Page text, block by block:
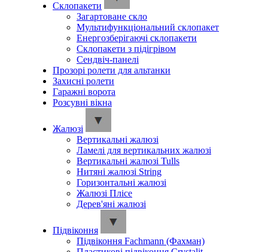
Склопакети
Загартоване скло
Мультифункціональний склопакет
Енергозберігаючі склопакети
Склопакети з підігрівом
Сендвіч-панелі
Прозорі ролети для альтанки
Захисні ролети
Гаражні ворота
Розсувні вікна
Жалюзі
Вертикальні жалюзі
Ламелі для вертикальних жалюзі
Вертикальні жалюзі Tulls
Нитяні жалюзі String
Горизонтальні жалюзі
Жалюзі Плісе
Дерев'яні жалюзі
Підвіконня
Підвіконня Fachmann (Фахман)